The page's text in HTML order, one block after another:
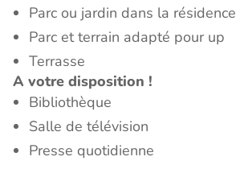
Parc ou jardin dans la résidence
Parc et terrain adapté pour up
Terrasse
A votre disposition !
Bibliothèque
Salle de télévision
Presse quotidienne